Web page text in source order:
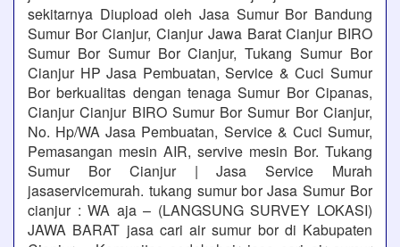
sekitarnya Diupload oleh Jasa Sumur Bor Bandung
Sumur Bor Cianjur, Cianjur Jawa Barat Cianjur BIRO
Sumur Bor Sumur Bor Cianjur, Tukang Sumur Bor
Cianjur HP Jasa Pembuatan, Service & Cuci Sumur
Bor berkualitas dengan tenaga Sumur Bor Cipanas,
Cianjur Cianjur BIRO Sumur Bor Sumur Bor Cianjur,
No. Hp/WA Jasa Pembuatan, Service & Cuci Sumur,
Pemasangan mesin AIR, servive mesin Bor. Tukang
Sumur Bor Cianjur | Jasa Service Murah
jasaservicemurah. tukang sumur bor Jasa Sumur Bor
cianjur : WA aja – (LANGSUNG SURVEY LOKASI)
JAWA BARAT jasa cari air sumur bor di Kabupaten